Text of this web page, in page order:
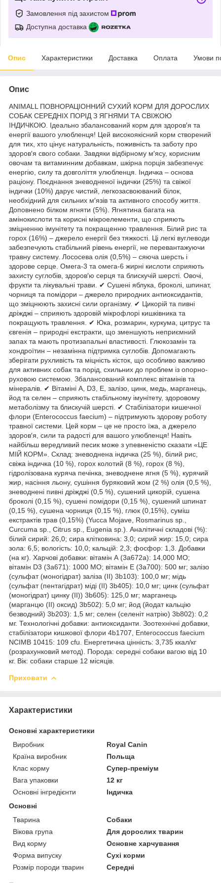
Замовлення під захистом
Доступна доставка
Опис Характеристики Доставка Оплата Умови
Опис
ANIMALL ПОВНОРАЦІОННИЙ СУХИЙ КОРМ ДЛЯ ДОРОСЛИХ
СОБАК СЕРЕДНІХ ПОРІД З ЯГНЯМИ ТА СВІЖОЮ
ІНДИЧКОЮ. Ідеально збалансований корм для здоров′я та
енергії вашого улюбленця! Цей високоякісний корм створений
для тих, хто цінує натуральність, поживність та заботу про
здоров′я свого собаки. Завдяки відбірному м′ясу, корисним
овочам та витаминним добавкам, шкірна порція забезпечує
енергію, силу та довголіття улюбленця. Індичка – основа
раціону. Поєднання зневодненої індички (25%) та свіжої
індички (10%) дарує чистий, легкозасвоюваний білок,
необхідний для сильних м′язів та активного способу життя.
Доповнено білком ягняти (5%). Ягнятина багата на
амінокислоти та корисні мікроелементи, що сприяють
зміцненню імунітету та покращенню травлення. Білий рис та
горох (16%) – джерело енергії без тяжкості. Ці легкі вуглеводи
забезпечують стабільний рівень енергії, не перевантажуючи
травну систему. Лососева олія (0,5%) – сяюча шерсть і
здорове серце. Омега-3 та омега-6 жирні кислоти сприяють
захисту суглобів, здоров′ю серця та блискучій шерсті. Овочі,
фрукти та лікувальні трави. ✔ Сушені яблука, броколі, шпинат,
чорниця та помідори – джерело природних антиоксидантів,
що зміцнюють захисні сили організму. ✔ Цикорій та пивні
дріжджі – сприяють здоровій мікрофлорі кишківника та
покращують травлення. ✔ Юка, розмарин, куркума, цитрус та
євгенія – природні екстракти, що зменшують неприємний
запах та мають протизапальні властивості. Глюкозамін та
хондроїтин – незамінна підтримка суглобів. Допомагають
зберігати рухливість та міцність кісток, що особливо важливо
для активних собак та порід, схильних до проблем із опорно-
руховою системою. Збалансований комплекс вітамінів та
мінералів. ✔ Вітаміні A, D3, E, залізо, цинк, медь, марганець,
йод та селен – сприяють стабільному імунітету, здоровому
метаболізму та блискучій шерсті. ✔ Стабілізатори кишечної
флори (Enterococcus faecium) – підтримують здорову роботу
травної системи. Цей корм – це не просто їжа, а джерело
здоров′я, сили та радості для вашого улюбленця! Навіть
найбільш вередливий песик може з упевненістю сказати «ЦЕ
МІЙ КОРМ». Склад: зневоднена індичка (25 %), білий рис,
свіжа індичка (10 %), горох колотий (8 %), горох (8 %),
гідролізована куряча печінка, зневоднене ягня (5 %), курячий
жир, насіння льону, сушіння буряковий жом (2 %) олія (0,5 %),
зневоднені пивні дріжджі (0,5 %), сушений цикорій, сушена
броколі (0,15 %), сушені помідори (0,15 %), сушений шпинат
(0,15 %), сушена чорниця (0,15 %), глюк (0,15%), суміш
екстрактів трав (0,15%) (Yucca Mojave, Rosmarinus sp.,
Curcuma sp., Citrus sp., Eugenia sp.). Аналітичні складові (%):
білий сирий: 26,0; сира клітковина: 3,0; сирий жир: 15,0; сира
зола: 6,5; вологість: 10,0; кальцій: 2,3; фосфор: 1,3. Добавки
(на кг). Харчові добавки: вітамін А (3a672a): 14,000 МО;
вітамін D3 (3a671): 1000 МО; вітамін E (3a700): 500 мг; залізо
(сульфат (моногідрат) заліза (II) 3b103): 100,0 мг; мідь
(сульфат (пентагідрат) міді (II) 3b405): 10,0 мг; цинк (сульфат
(моногідрат) цинку (II)) 3b605): 125,0 мг; марганець
(марганцю (II) оксид) 3b502): 5,0 мг; йод (йодат кальцію
безводний) 3b203): 1,5 мг; селен (селеніт натрію) 3b802): 0,2
мг. Технологічні добавки: антиоксиданти. Зоотехнічні добавки,
стабілізатори кишкової флори 4b1707, Enterococcus faecium
NCIMB 10415: 109 cfu. Енергетична цінність: 3,735 ккал/кг
(розрахунковий метод). Порода: середні собаки вагою від 10
кг. Вік: собаки старше 12 місяців.
Приховати
Характеристики
Основні характеристики
Виробник
Royal Canin
Країна виробник
Польща
Клас корму
Супер-преміум
Вага упаковки
12 кг
Основні інгредієнти
Індичка
Основні
Тварина
Собаки
Вікова група
Для дорослих тварин
Вид корму
Основне харчування
Форма випуску
Сухі корми
Розмір породи тварин
Середні